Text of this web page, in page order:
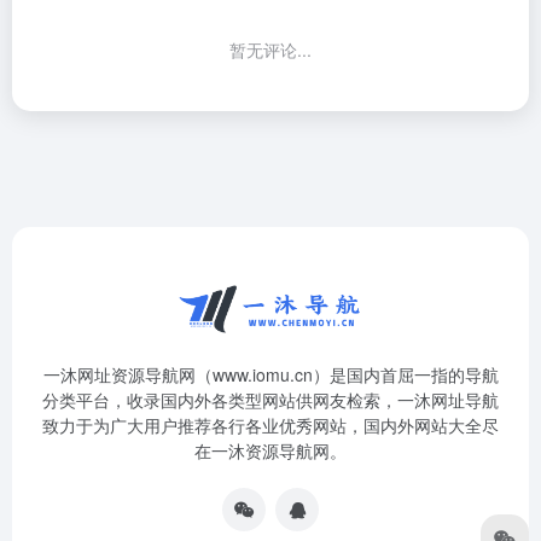
暂无评论...
一沐网址资源导航网（www.iomu.cn）是国内首屈一指的导航
分类平台，收录国内外各类型网站供网友检索，一沐网址导航
致力于为广大用户推荐各行各业优秀网站，国内外网站大全尽
在一沐资源导航网。